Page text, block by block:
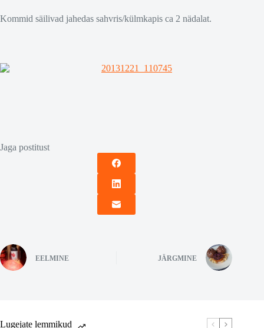
Kommid säilivad jahedas sahvris/külmkapis ca 2 nädalat.
Jaga postitust
EELMINE JÄRGMINE
Lugejate lemmikud